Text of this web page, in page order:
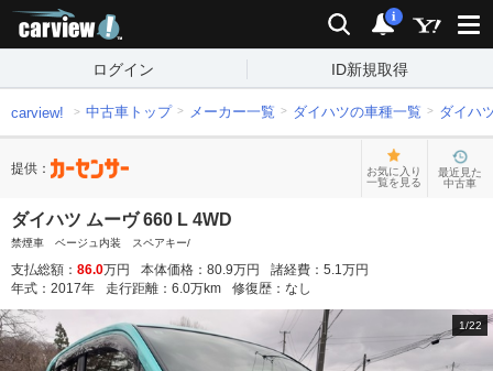
検索 通知
i
ログイン ID新規取得
carview! 中古車トップ メーカー一覧 ダイハツの車種一覧 ダイハ
提供：
お気に入り
一覧を見る
最近見た
中古車
ダイハツ ムーヴ 660 L 4WD
禁煙車 ベージュ内装 スペアキー/
支払総額： 86.0万円 本体価格： 80.9万円 諸経費： 5.1万円
年式： 2017年 走行距離： 6.0万km 修復歴： なし
1/22